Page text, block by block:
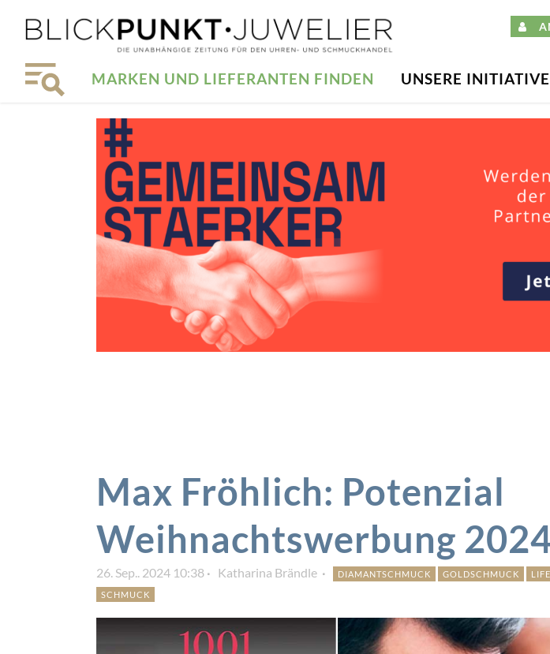
MARKEN UND LIEFERANTEN FINDEN UNSERE
Max Fröhlich: Potenzial
Weihnachtswerbung
26. Sep.. 2024 10:38 Katharina Brändle DIAMANTSCHMUCK GOLDSCHMUCK
SCHMUCK